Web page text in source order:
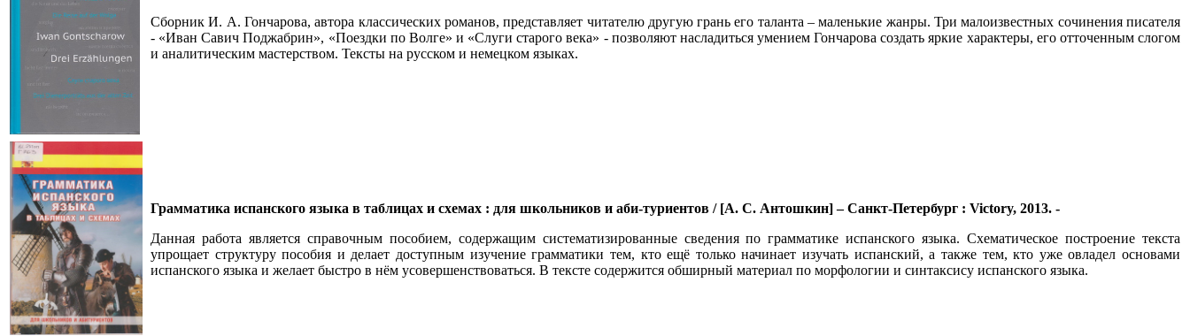
Сборник И. А. Гончарова, автора классических романов, представляет читателю другую грань его таланта – маленькие жанры. Три малоизвестных сочинения писателя
- «Иван Савич Поджабрин», «Поездки по Волге» и «Слуги старого века» - позволяют насладиться умением Гончарова создать яркие характеры, его отточенным слогом
и аналитическим мастерством. Тексты на русском и немецком языках.
Грамматика испанского языка в таблицах и схемах : для школьников и аби-туриентов / [А. С. Антошкин] – Санкт-Петербург : Victory, 2013. -
Данная работа является справочным пособием, содержащим систематизированные сведения по грамматике испанского языка. Схематическое построение текста
упрощает структуру пособия и делает доступным изучение грамматики тем, кто ещё только начинает изучать испанский, а также тем, кто уже овладел основами
испанского языка и желает быстро в нём усовершенствоваться. В тексте содержится обширный материал по морфологии и синтаксису испанского языка.